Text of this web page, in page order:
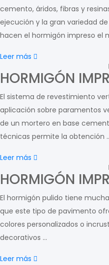
cemento, áridos, fibras y
ejecución y la gran variedad
hacen el hormigón impreso el
Leer más
HORMIGÓN
El sistema de revestimiento
aplicación sobre paramentos
de un mortero en base
técnicas permite la obtención
Leer más
HORMIGÓN
El hormigón pulido tiene
que este tipo de pavimento
colores personalizados o
decorativos …
Leer más